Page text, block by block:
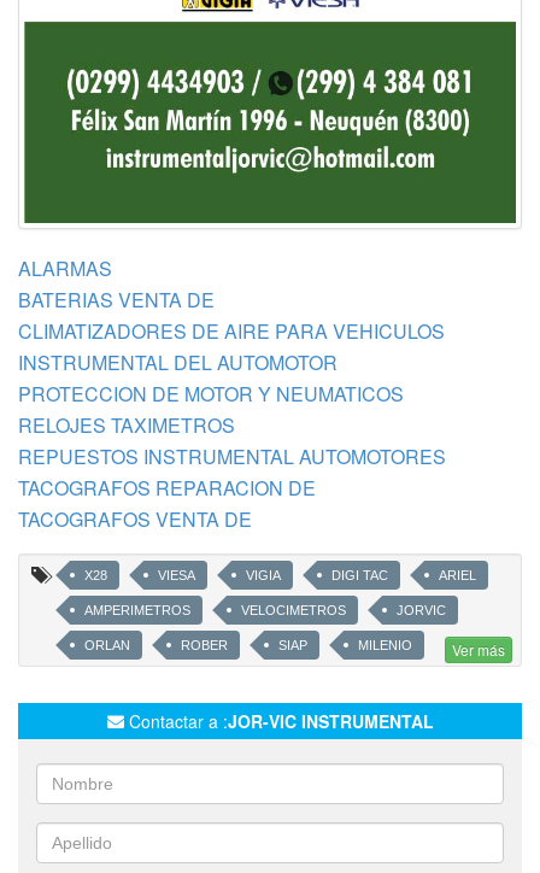
ALARMAS
BATERIAS VENTA DE
CLIMATIZADORES DE AIRE PARA VEHICULOS
INSTRUMENTAL DEL AUTOMOTOR
PROTECCION DE MOTOR Y NEUMATICOS
RELOJES TAXIMETROS
REPUESTOS INSTRUMENTAL AUTOMOTORES
TACOGRAFOS REPARACION DE
TACOGRAFOS VENTA DE
X28 VIESA VIGIA DIGI TAC ARIEL
AMPERIMETROS VELOCIMETROS JORVIC
ORLAN ROBER SIAP MILENIO
NEW PANEL ORLAN ROBER LIMPIA PARABRISAS
INDICADORES DE TEMPERATURA
CIERRES CENTRALIZADOS
Ver más
Contactar a :JOR-VIC INSTRUMENTAL